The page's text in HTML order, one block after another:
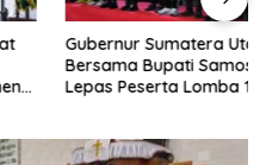
Gubernur Sumatera Utara
Bersama Bupati Samosir
Lepas Peserta Lomba 100K